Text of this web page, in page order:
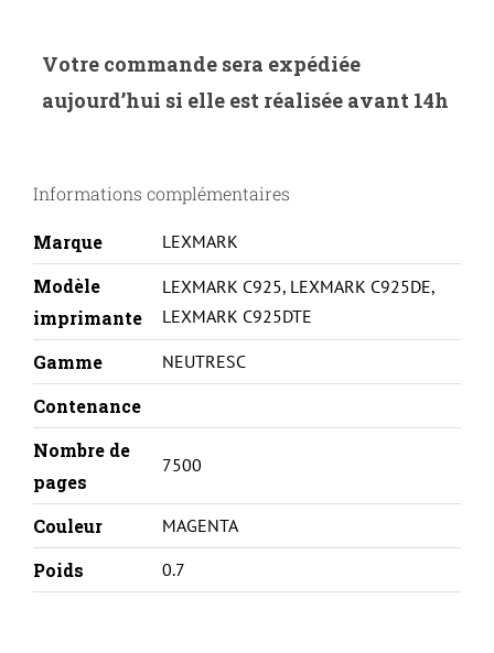
L.925M-
LEXMARK
-
M
Votre commande sera expédiée
aujourd’hui si elle est réalisée avant 14h
Informations complémentaires
Marque LEXMARK
Modèle
imprimante
LEXMARK C925, LEXMARK C925DE,
LEXMARK C925DTE
Gamme NEUTRESC
Contenance
Nombre de
pages
7500
Couleur MAGENTA
Poids 0.7